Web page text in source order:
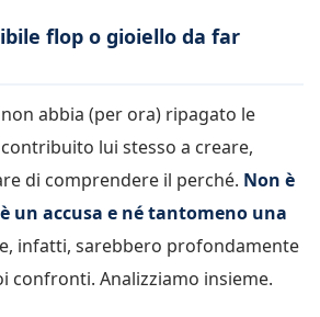
flop o gioiello da far
abbia (per ora) ripagato le
lui stesso a creare,
di comprendere il perché. Non è
un accusa e né tantomeno una
infatti, sarebbero profondamente
confronti. Analizziamo insieme.